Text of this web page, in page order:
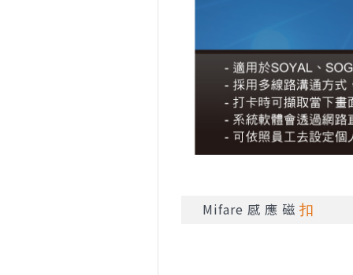
Mifare 感 應 磁 扣